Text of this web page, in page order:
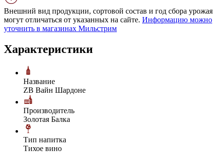
Внешний вид продукции, сортовой состав и год сбора урожая
могут отличаться от указанных на сайте. Информацию можно
уточнить в магазинах Мильстрим
Характеристики
Название
ZB Вайн Шардоне
Производитель
Золотая Балка
Тип напитка
Тихое вино